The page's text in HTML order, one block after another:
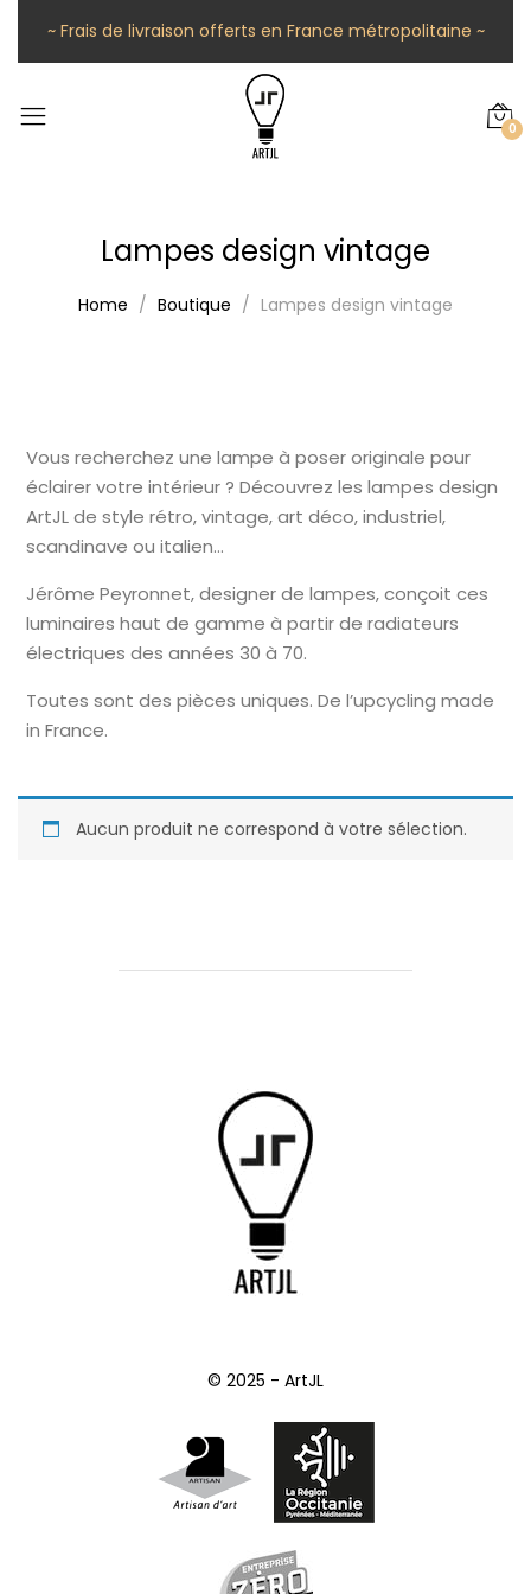
~ Frais de livraison offerts en France métropolitaine ~
0
Lampes design vintage
Home Boutique Lampes design vintage
Vous recherchez une lampe à poser originale pour
éclairer votre intérieur ? Découvrez les lampes design
ArtJL de style rétro, vintage, art déco, industriel,
scandinave ou italien…
Jérôme Peyronnet, designer de lampes, conçoit ces
luminaires haut de gamme à partir de radiateurs
électriques des années 30 à 70.
Toutes sont des pièces uniques. De l’upcycling made
in France.
Aucun produit ne correspond à votre sélection.
© 2025 - ArtJL